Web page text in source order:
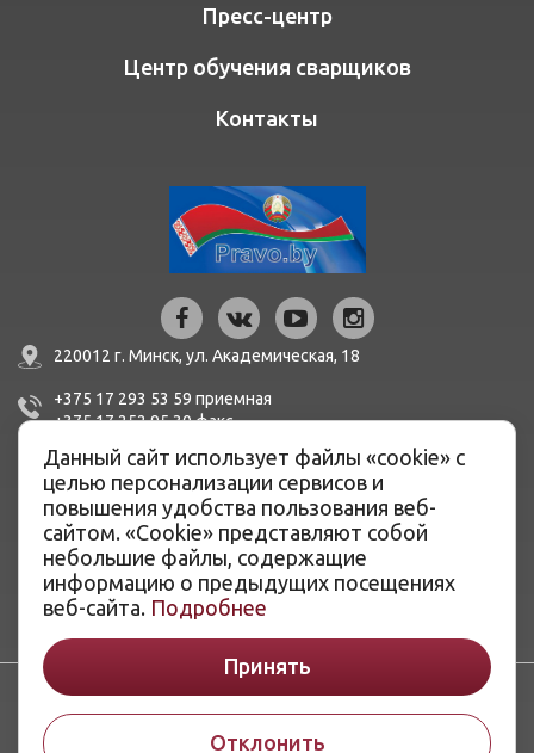
Пресс-центр
Центр обучения сварщиков
Контакты
220012 г. Минск, ул. Академическая, 18
+375 17 293 53 59 приемная
+375 17 252 95 30факc
mail@bern.by
IBAN BY51 BLBB 3012 0100 3455 0500 1001 в ЦБУ №527
ОАО «Белинвестбанк», г. Минск, ул. Карла Маркса, 33-4Н,
8Н,
BIC BLBBBY2X
Данный сайт использует файлы «cookie» с
целью персонализации сервисов и
повышения удобства пользования веб-
сайтом. «Cookie» представляют собой
небольшие файлы, содержащие
информацию о предыдущих посещениях
веб-сайта. Подробнее
Принять
Отклонить